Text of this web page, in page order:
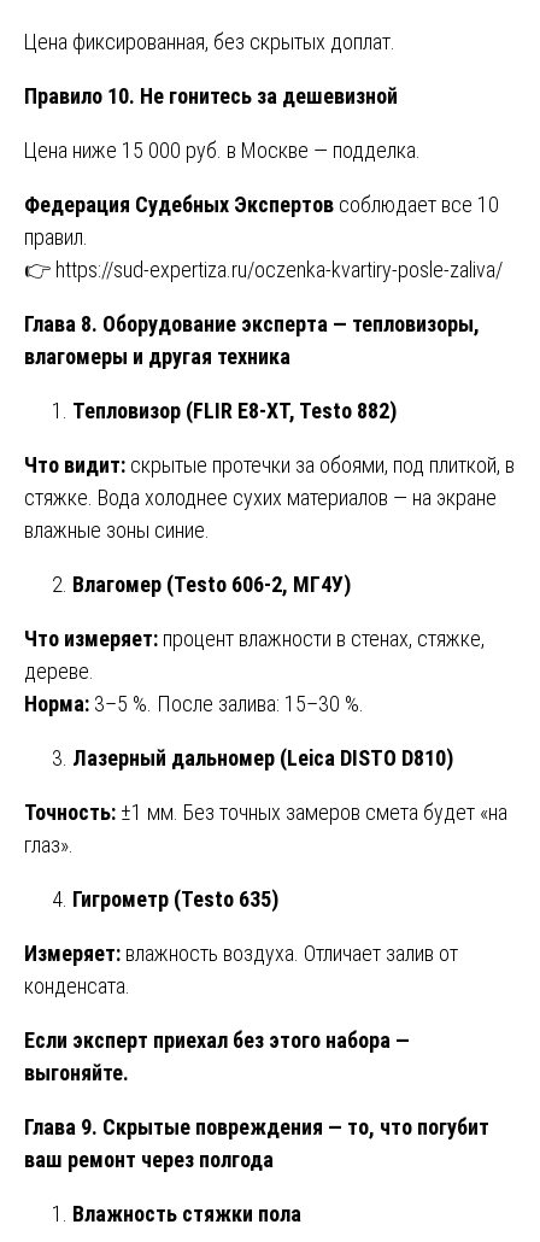
Цена фиксированная, без скрытых доплат.
Правило 10. Не гонитесь за дешевизной
Цена ниже 15 000 руб. в Москве — подделка.
Федерация Судебных Экспертов соблюдает все 10
правил.
👉 https://sud-expertiza.ru/oczenka-kvartiry-posle-zaliva/
Глава 8. Оборудование эксперта — тепловизоры,
влагомеры и другая техника
Тепловизор (FLIR E8-XT, Testo 882)
Что видит: скрытые протечки за обоями, под плиткой, в
стяжке. Вода холоднее сухих материалов — на экране
влажные зоны синие.
Влагомер (Testo 606-2, МГ4У)
Что измеряет: процент влажности в стенах, стяжке,
дереве.
Норма: 3–5 %. После залива: 15–30 %.
Лазерный дальномер (Leica DISTO D810)
Точность: ±1 мм. Без точных замеров смета будет «на
глаз».
Гигрометр (Testo 635)
Измеряет: влажность воздуха. Отличает залив от
конденсата.
Если эксперт приехал без этого набора —
выгоняйте.
Глава 9. Скрытые повреждения — то, что погубит
ваш ремонт через полгода
Влажность стяжки пола